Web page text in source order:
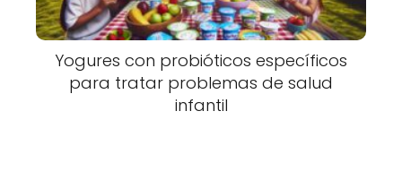
Yogures con probióticos específicos
para tratar problemas de salud
infantil